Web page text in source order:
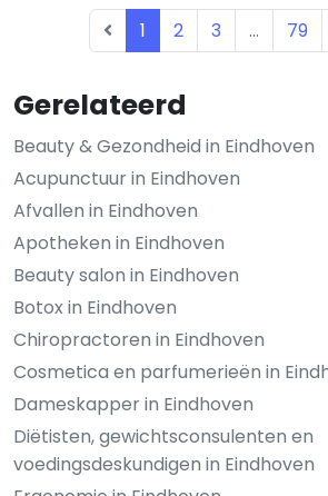
Gerelateerd
Beauty & Gezondheid in Eindhoven
Acupunctuur in Eindhoven
Afvallen in Eindhoven
Apotheken in Eindhoven
Beauty salon in Eindhoven
Botox in Eindhoven
Chiropractoren in Eindhoven
Cosmetica en parfumerieën in
Dameskapper in Eindhoven
Diëtisten, gewichtsconsulenten en
voedingsdeskundigen in Eindhoven
1 2 3 ... 79